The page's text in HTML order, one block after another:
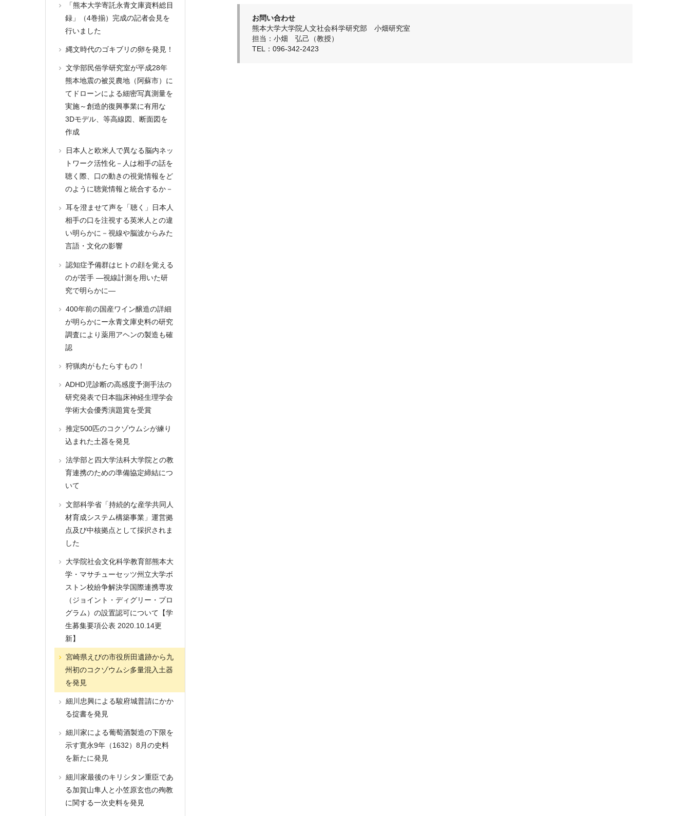
お問い合わせ
熊本大学大学院人文社会科学研究部 小畑研究室
担当：小畑 弘己（教授）
TEL：096-342-2423
「熊本大学寄託永青文庫資料総目
録」（4巻揃）完成の記者会見を
行いました
縄文時代のゴキブリの卵を発見！
文学部民俗学研究室が平成28年
熊本地震の被災農地（阿蘇市）に
てドローンによる細密写真測量を
実施～創造的復興事業に有用な
3Dモデル、等高線図、断面図を
作成
日本人と欧米人で異なる脳内ネッ
トワーク活性化－人は相手の話を
聴く際、口の動きの視覚情報をど
のように聴覚情報と統合するか－
耳を澄ませて声を「聴く」日本人
相手の口を注視する英米人との違
い明らかに－視線や脳波からみた
言語・文化の影響
認知症予備群はヒトの顔を覚える
のが苦手 ―視線計測を用いた研
究で明らかに―
400年前の国産ワイン醸造の詳細
が明らかにー永青文庫史料の研究
調査により薬用アヘンの製造も確
認
狩猟肉がもたらすもの！
ADHD児診断の高感度予測手法の
研究発表で日本臨床神経生理学会
学術大会優秀演題賞を受賞
推定500匹のコクゾウムシが練り
込まれた土器を発見
法学部と四大学法科大学院との教
育連携のための準備協定締結につ
いて
文部科学省「持続的な産学共同人
材育成システム構築事業」運営拠
点及び中核拠点として採択されま
した
大学院社会文化科学教育部熊本大
学・マサチューセッツ州立大学ボ
ストン校紛争解決学国際連携専攻
（ジョイント・ディグリー・プロ
グラム）の設置認可について【学
生募集要項公表 2020.10.14更
新】
宮崎県えびの市役所田遺跡から九
州初のコクゾウムシ多量混入土器
を発見
細川忠興による駿府城普請にかか
る掟書を発見
細川家による葡萄酒製造の下限を
示す寛永9年（1632）8月の史料
を新たに発見
細川家最後のキリシタン重臣であ
る加賀山隼人と小笠原玄也の殉教
に関する一次史料を発見